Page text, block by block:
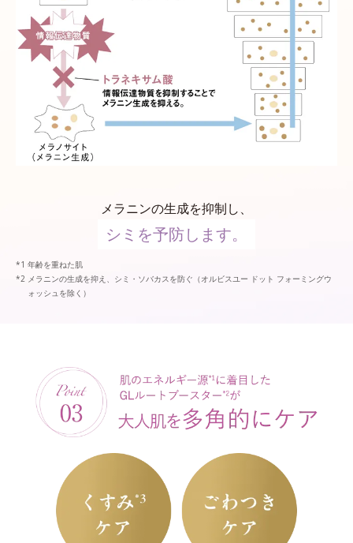
メラニンの生成を抑制し、
シミを予防します。
年齢を重ねた肌
メラニンの生成を抑え、シミ・ソバカスを防ぐ（オルビスユー ドット フォーミングウ
ォッシュを除く）